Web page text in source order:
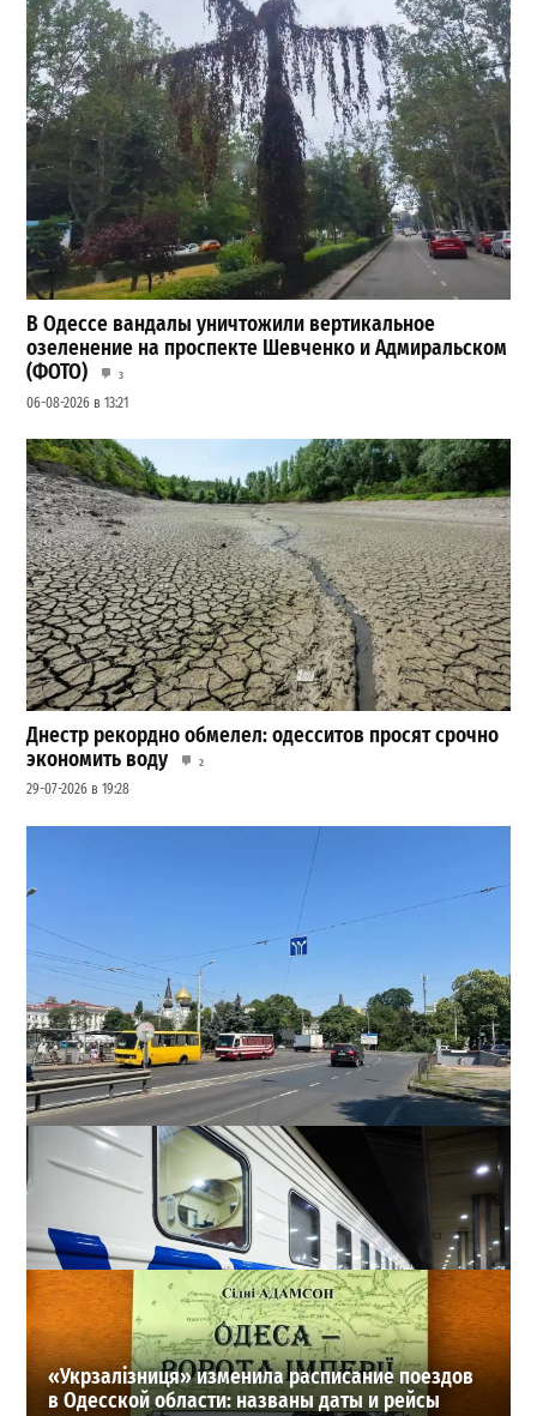
В Одессе вандалы уничтожили вертикальное
озеленение на проспекте Шевченко и Адмиральском
(ФОТО)
3
06-08-2026 в 13:21
Днестр рекордно обмелел: одесситов просят срочно
экономить воду
2
29-07-2026 в 19:28
В Одессе на Среднефонтанской изменили схему
движения: что важно знать водителям
08-08-2026 в 09:29
ВИБОР РЕДАКЦИИ
«Укрзалізниця» изменила расписание поездов
в Одесской области: названы даты и рейсы